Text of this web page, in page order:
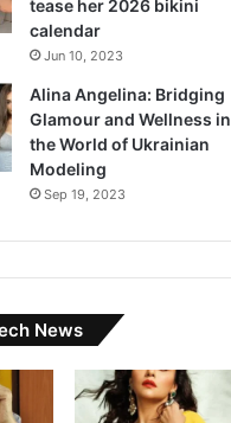
tease her 2026 bikini
calendar
Jun 10, 2023
Alina Angelina: Bridging
Glamour and Wellness in
the World of Ukrainian
Modeling
Sep 19, 2023
News